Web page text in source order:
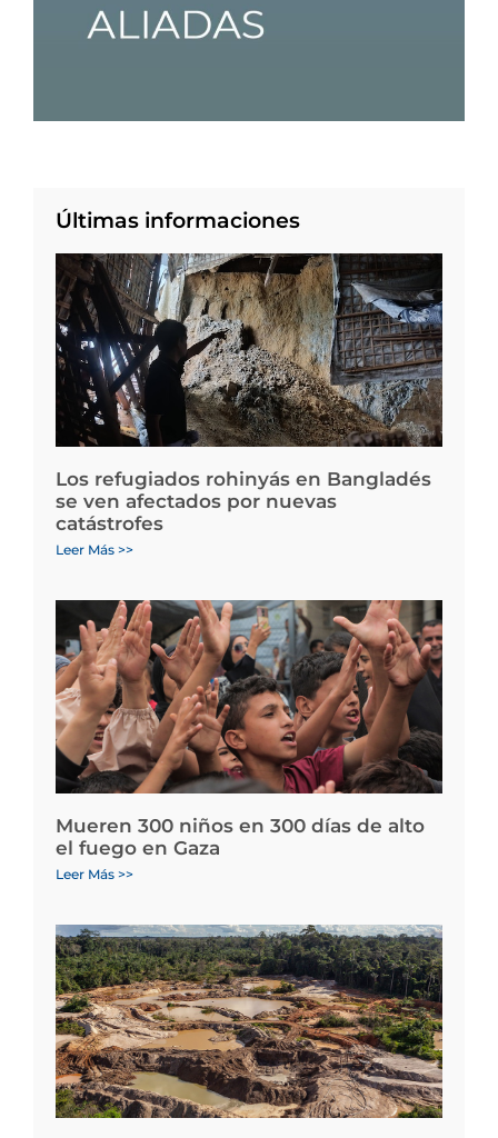
Últimas informaciones
Los refugiados rohinyás en Bangladés
se ven afectados por nuevas
catástrofes
Leer Más >>
Mueren 300 niños en 300 días de alto
el fuego en Gaza
Leer Más >>